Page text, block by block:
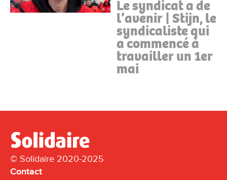
Le syndicat a de
l’avenir | Stijn, le
syndicaliste qui
a commencé à
travailler un 1er
mai
© Solidaire 2020-2025
Contact